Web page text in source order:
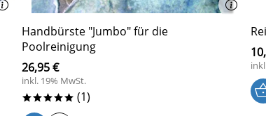
Handbürste "Jumbo" für die
Poolreinigung
26,95 €
inkl. 19% MwSt.
***** (1)